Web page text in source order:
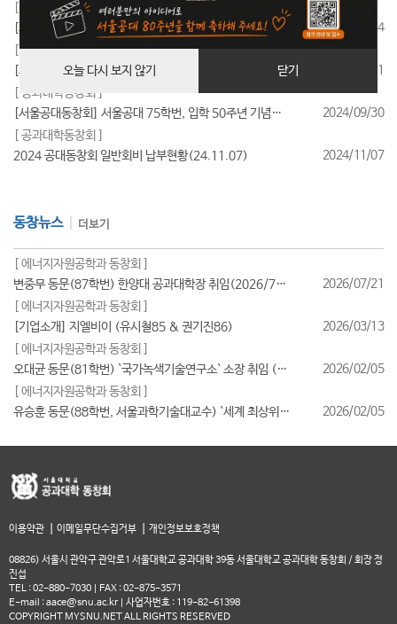
오늘 다시 보지 않기 닫기
[ 공과대학동창회 ]
[서울공대동창회] 서울공대 85학번, 입학 40주년 기념행사 성료
2025/07/24
[ 공과대학동창회 ]
[서울공대동창회] 서울공대 95학번, 입학 30주년 기념행사 성료
2025/07/11
[ 공과대학동창회 ]
[서울공대동창회] 서울공대 75학번, 입학 50주년 기념행사 성료
2024/09/30
[ 공과대학동창회 ]
2024 공대동창회 일반회비 납부현황(24.11.07)
2024/11/07
동창뉴스 더보기
[ 에너지자원공학과 동창회 ]
변중무 동문(87학번) 한양대 공과대학장 취임(2026/7/1일자)
2026/07/21
[ 에너지자원공학과 동창회 ]
[기업소개] 지엘비이 (유시철85 & 권기진86)
2026/03/13
[ 에너지자원공학과 동창회 ]
오대균 동문(81학번) `국가녹색기술연구소` 소장 취임 (2026/2월)
2026/02/05
[ 에너지자원공학과 동창회 ]
유승훈 동문(88학번, 서울과학기술대교수) `세계 최상위 연구자 2025` 등재
2026/02/05
이용약관 이메일무단수집거부 개인정보보호정책
08826) 서울시 관악구 관악로1 서울대학교 공과대학 39동 서울대학교 공과대학 동창회 / 회장 정
진섭
TEL : 02-880-7030 | FAX : 02-875-3571
E-mail : aace@snu.ac.kr | 사업자번호 : 119-82-61398
COPYRIGHT MYSNU.NET ALL RIGHTS RESERVED